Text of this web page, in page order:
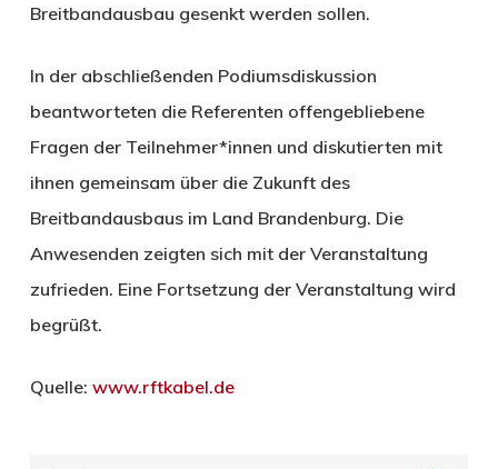
Breitbandausbau gesenkt werden sollen.
In der abschließenden Podiumsdiskussion
beantworteten die Referenten offengebliebene
Fragen der Teilnehmer*innen und diskutierten mit
ihnen gemeinsam über die Zukunft des
Breitbandausbaus im Land Brandenburg. Die
Anwesenden zeigten sich mit der Veranstaltung
zufrieden. Eine Fortsetzung der Veranstaltung wird
begrüßt.
Quelle: www.rftkabel.de